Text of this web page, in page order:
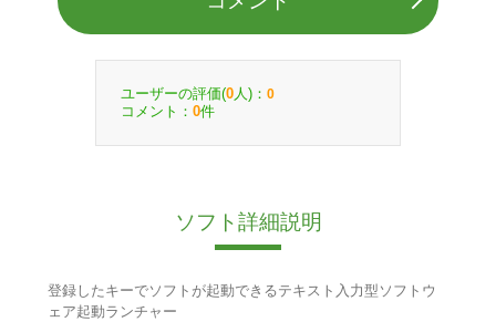
ユーザーの評価(0 人)： 0
コメント： 0件
ソフト詳細説明
登録したキーでソフトが起動できるテキスト入力型ソフトウ
ェア起動ランチャー